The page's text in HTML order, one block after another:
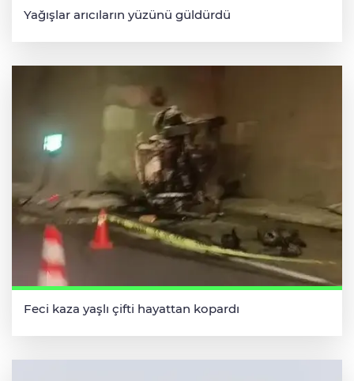
Yağışlar arıcıların yüzünü güldürdü
Feci kaza yaşlı çifti hayattan kopardı